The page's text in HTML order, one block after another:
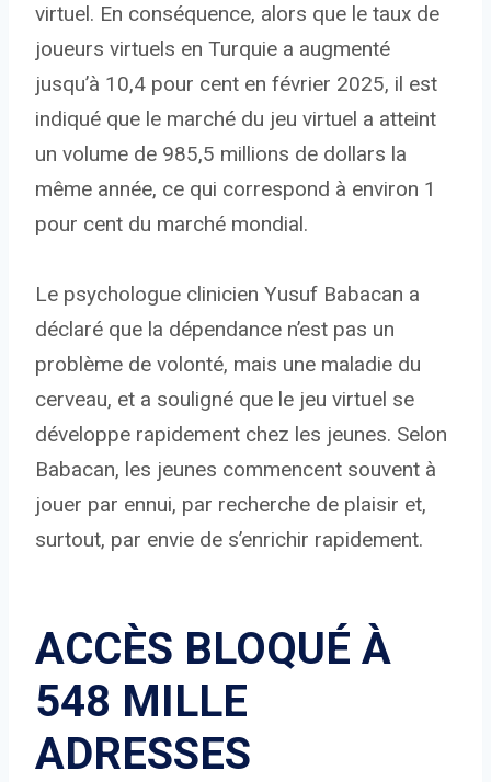
virtuel. En conséquence, alors que le taux de
joueurs virtuels en Turquie a augmenté
jusqu’à 10,4 pour cent en février 2025, il est
indiqué que le marché du jeu virtuel a atteint
un volume de 985,5 millions de dollars la
même année, ce qui correspond à environ 1
pour cent du marché mondial.
Le psychologue clinicien Yusuf Babacan a
déclaré que la dépendance n’est pas un
problème de volonté, mais une maladie du
cerveau, et a souligné que le jeu virtuel se
développe rapidement chez les jeunes. Selon
Babacan, les jeunes commencent souvent à
jouer par ennui, par recherche de plaisir et,
surtout, par envie de s’enrichir rapidement.
ACCÈS BLOQUÉ À
548 MILLE
ADRESSES